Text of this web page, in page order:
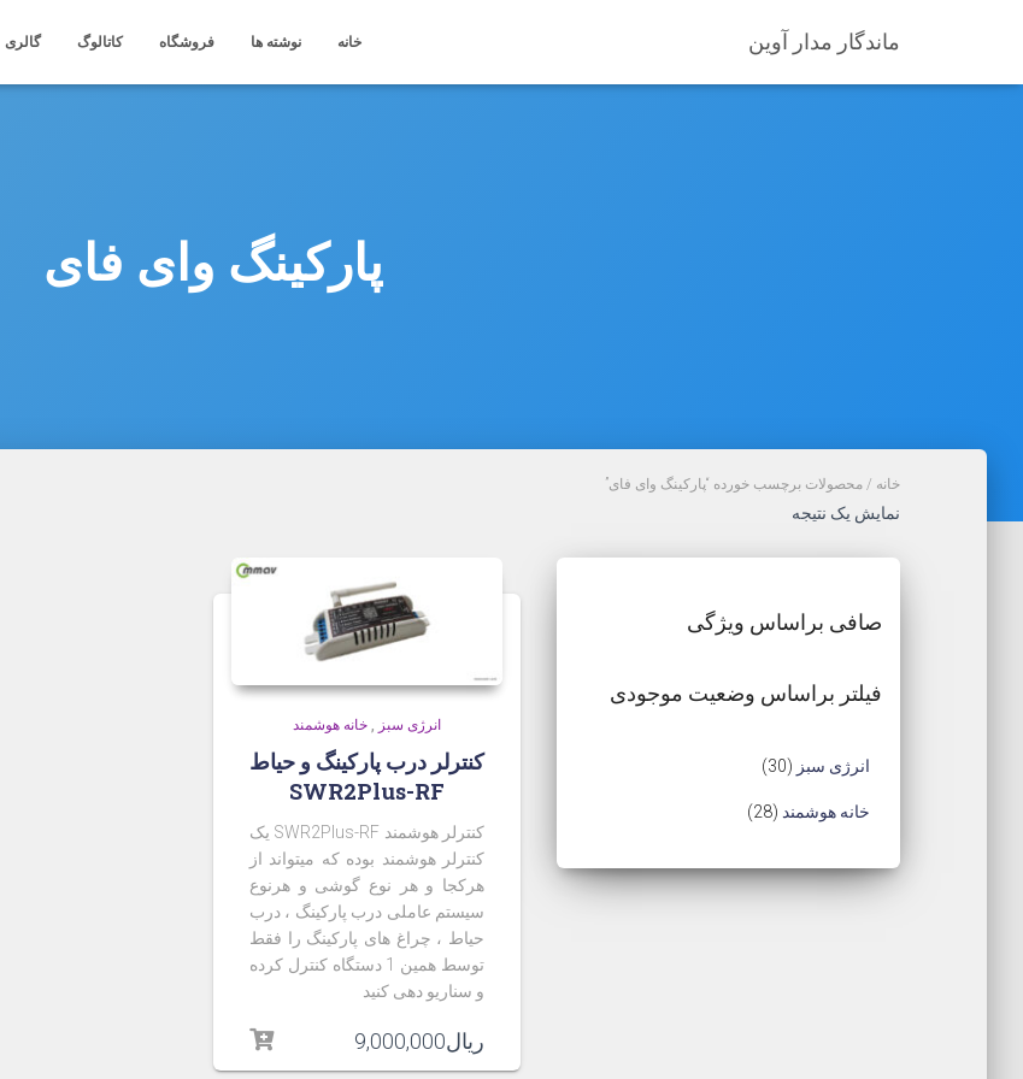
ماندگار مدار آوین خانه نوشته ها فروشگاه کاتالوگ گالری
پارکینگ وای فای
خانه / محصولات برچسب خورده “پارکینگ وای فای”
نمایش یک نتیجه
صافی براساس ویژگی
فیلتر براساس وضعیت موجودی
انرژی سبز 30
3
0
ح
خانه هوشمند 28
2
م
انرژی سبز خانه هوشمند
کنترلر درب پارکینگ و حیاط
SWR2Plus-RF
کنترلر هوشمند SWR2Plus-RF یک
کنترلر هوشمند بوده که میتواند از
هرکجا و هر نوع گوشی و هرنوع
سیستم عاملی درب پارکینگ ، درب
حیاط ، چراغ های پارکینگ را فقط
توسط همین 1 دستگاه کنترل کرده
و سناریو دهی کنید
ریال9,000,000